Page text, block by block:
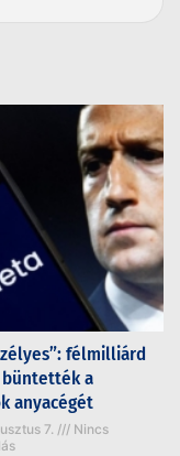
félmilliárd
a
anyacégét
7.
Nincs